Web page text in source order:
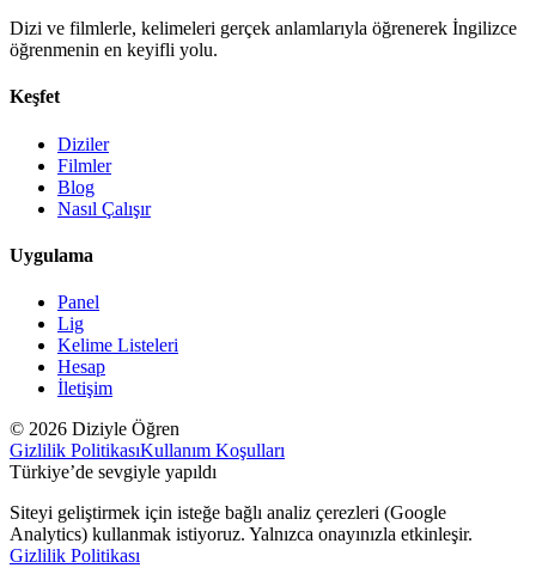
Dizi ve filmlerle, kelimeleri gerçek anlamlarıyla öğrenerek İngilizce
öğrenmenin en keyifli yolu.
Keşfet
Diziler
Filmler
Blog
Nasıl Çalışır
Uygulama
Panel
Lig
Kelime Listeleri
Hesap
İletişim
© 2026 Diziyle Öğren
Gizlilik PolitikasıKullanım Koşulları
Türkiye’de sevgiyle yapıldı
Siteyi geliştirmek için isteğe bağlı analiz çerezleri (Google
Analytics) kullanmak istiyoruz. Yalnızca onayınızla etkinleşir.
Gizlilik Politikası